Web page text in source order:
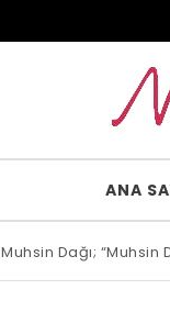
ANA
Muhsin Dağı; “Muhsin
Allah bir, dese sözüne